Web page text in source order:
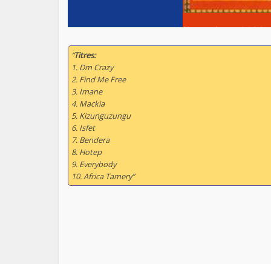
“Titres:
1. Dm Crazy
2. Find Me Free
3. Imane
4. Mackia
5. Kizunguzungu
6. Isfet
7. Bendera
8. Hotep
9. Everybody
10. Africa Tamery”